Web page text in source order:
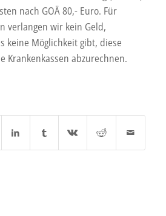
nach GOÄ 80,- Euro. Für
verlangen wir kein Geld,
keine Möglichkeit gibt, diese
Krankenkassen abzurechnen.